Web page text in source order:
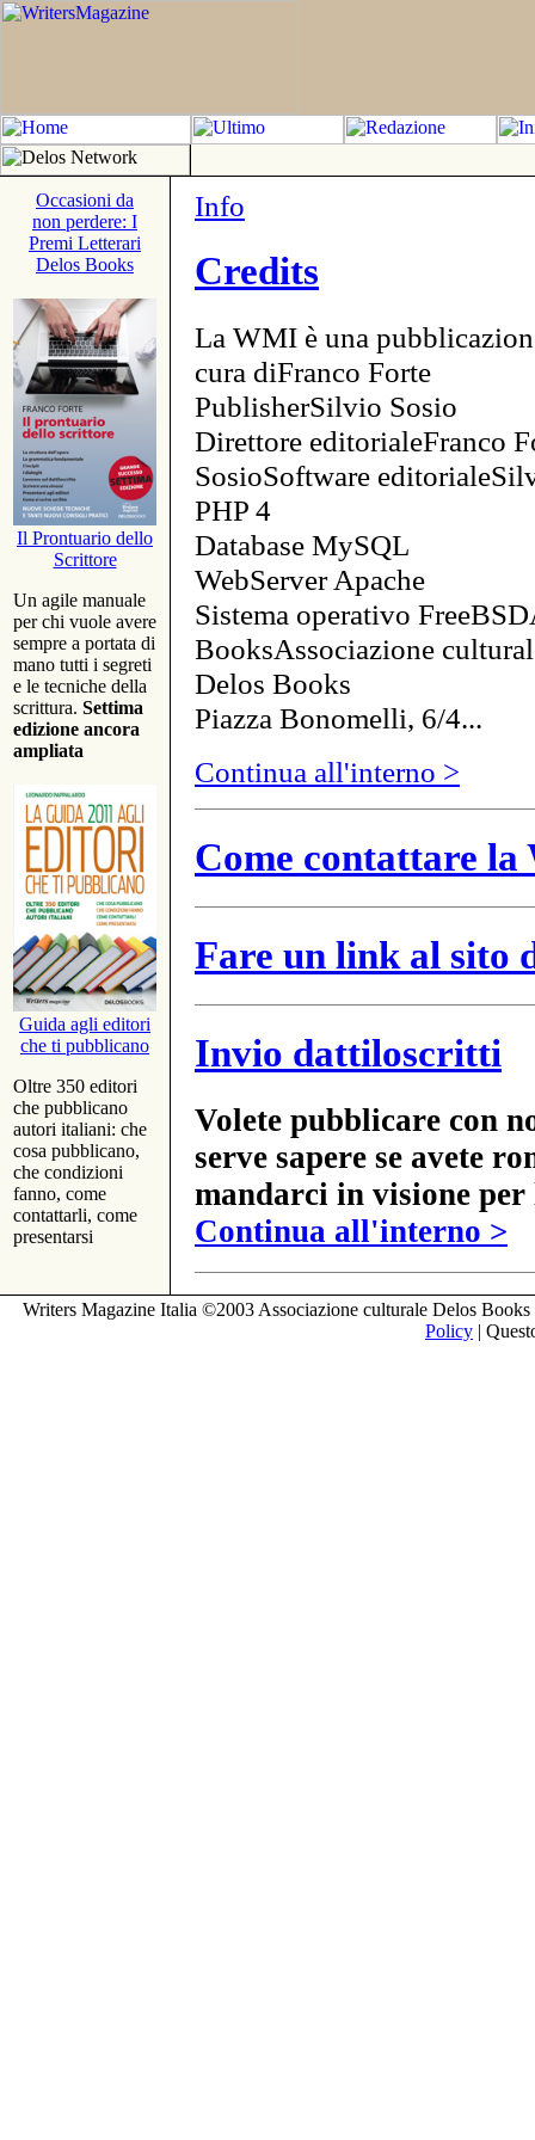
Occasioni da
non perdere: I
Premi Letterari
Delos Books
Il Prontuario dello
Scrittore
Un agile manuale
per chi vuole avere
sempre a portata di
mano tutti i segreti
e le tecniche della
scrittura. Settima
edizione ancora
ampliata
Guida agli editori
che ti pubblicano
Oltre 350 editori
che pubblicano
autori italiani: che
cosa pubblicano,
che condizioni
fanno, come
contattarli, come
presentarsi
Info
Credits
La WMI è una
cura diFranco Forte
PublisherSilvio Sosio
Direttore editorialeFranco
SosioSoftware
PHP 4
Database MySQL
WebServer Apache
Sistema operativo
BooksAssociazione
Delos Books
Piazza Bonomelli, 6/4...
Continua all'interno >
Come contattare
Fare un link al sito
Invio dattiloscritti
Volete pubblicare con
serve sapere se avete
mandarci in visione
Continua all'interno >
Writers Magazine Italia ©2003 Associazione culturale Delos
Policy |